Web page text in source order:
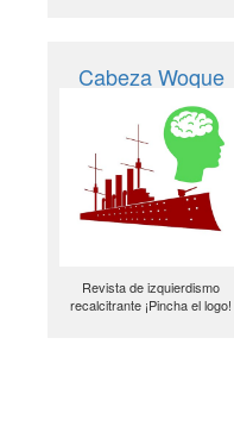
Cabeza Woque
Revista de izquierdismo
recalcitrante ¡Pincha el logo!